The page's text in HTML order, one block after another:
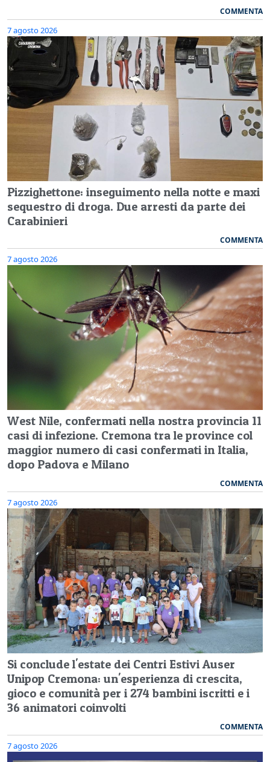
COMMENTA
7 agosto 2026
Pizzighettone: inseguimento nella notte e maxi
sequestro di droga. Due arresti da parte dei
Carabinieri
COMMENTA
7 agosto 2026
West Nile, confermati nella nostra provincia 11
casi di infezione. Cremona tra le province col
maggior numero di casi confermati in Italia,
dopo Padova e Milano
COMMENTA
7 agosto 2026
Si conclude l'estate dei Centri Estivi Auser
Unipop Cremona: un'esperienza di crescita,
gioco e comunità per i 274 bambini iscritti e i
36 animatori coinvolti
COMMENTA
7 agosto 2026